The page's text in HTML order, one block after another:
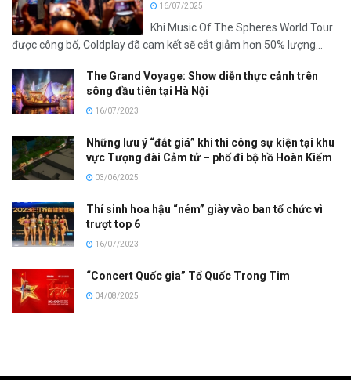
16/07/2025
Khi Music Of The Spheres World Tour
được công bố, Coldplay đã cam kết sẽ cắt giảm hơn 50% lượng...
The Grand Voyage: Show diễn thực cảnh trên
sông đầu tiên tại Hà Nội
16/07/2023
Những lưu ý “đắt giá” khi thi công sự kiện tại khu
vực Tượng đài Cảm tử – phố đi bộ hồ Hoàn Kiếm
03/06/2025
Thí sinh hoa hậu “ném” giày vào ban tổ chức vì
trượt top 6
16/07/2023
“Concert Quốc gia” Tổ Quốc Trong Tim
04/08/2025